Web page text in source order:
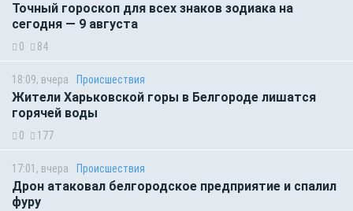
Точный гороскоп для всех знаков зодиака на
сегодня — 9 августа
0 84
18:09, вчера Происшествия
Жители Харьковской горы в Белгороде лишатся
горячей воды
0 177
17:01, вчера Происшествия
Дрон атаковал белгородское предприятие и спалил
фуру